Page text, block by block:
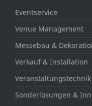
Eventservice
Venue Management
Messebau &
Verkauf & Installation
Veranstaltungstechnik
Sonderlösungen &